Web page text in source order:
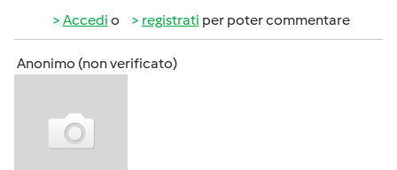
Accedi o registrati per poter commentare
Anonimo (non verificato)